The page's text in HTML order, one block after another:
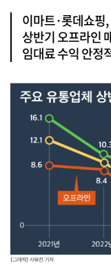
이마트·롯데쇼핑
상반기 오프라인
임대료 수익 안정